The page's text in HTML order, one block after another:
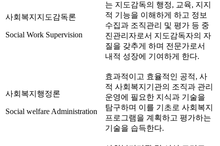
사회복지지도감독론
Social Work Supervision
는 지도감독의 행정, 교육, 지지
적 기능을 이해하게 하고 정보
수집과 조직관리 및 평가 등 중
진관리자로서 지도감독자의 자
질을 갖추게 하며 전문가로서
내적 성장에 기여하게 한다.
사회복지행정론
Social welfare Administration
효과적이고 효율적인 공적, 사
적 사회복지기관의 조직과 관리
운영에 필요한 지식과 기술을
탐구하며 이를 기초로 사회복지
프로그램을 계획하고 평가하는
기술을 습득한다.